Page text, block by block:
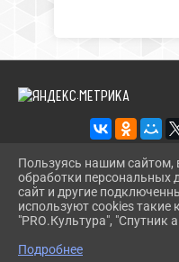
2026 Г. BIBL-
ВХОД
КАРТА САЙТА
Пользуясь нашим сайтом,
обработки персональных
сайт и другие
используют cookies такие
"PRO.Культура", "Спутник
Подробнее